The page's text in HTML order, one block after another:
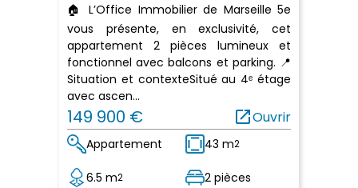
🏠 L’Office Immobilier de Marseille 5e
vous présente, en exclusivité, cet
appartement 2 pièces lumineux et
fonctionnel avec balcons et parking. 📍
Situation et contexteSitué au 4ᵉ étage
avec ascen...
149 900 € open_in_newOuvrir
Appartement 43 m2
6.5 m2 2 pièces